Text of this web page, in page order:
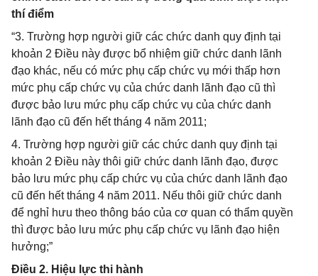
thí điểm
“3. Trường hợp người giữ các chức danh quy định tại
khoản 2 Điều này được bổ nhiệm giữ chức danh lãnh
đạo khác, nếu có mức phụ cấp chức vụ mới thấp hơn
mức phụ cấp chức vụ của chức danh lãnh đạo cũ thì
được bảo lưu mức phụ cấp chức vụ của chức danh
lãnh đạo cũ đến hết tháng 4 năm 2011;
4. Trường hợp người giữ các chức danh quy định tại
khoản 2 Điều này thôi giữ chức danh lãnh đạo, được
bảo lưu mức phụ cấp chức vụ của chức danh lãnh đạo
cũ đến hết tháng 4 năm 2011. Nếu thôi giữ chức danh
để nghỉ hưu theo thông báo của cơ quan có thẩm quyền
thì được bảo lưu mức phụ cấp chức vụ lãnh đạo hiện
hưởng;”
Điều 2. Hiệu lực thi hành